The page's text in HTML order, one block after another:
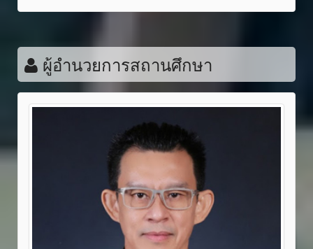
ผู้อำนวยการสถานศึกษา